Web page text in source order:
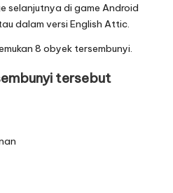
selanjutnya di game Android
dalam versi English Attic.
8 obyek tersembunyi.
tersebut